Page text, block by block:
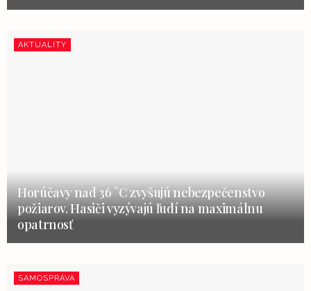
AKTUALITY
Horúčavy nad 36 °C zvyšujú nebezpečenstvo
požiarov. Hasiči vyzývajú ľudí na maximálnu
opatrnosť
SAMOSPRÁVA